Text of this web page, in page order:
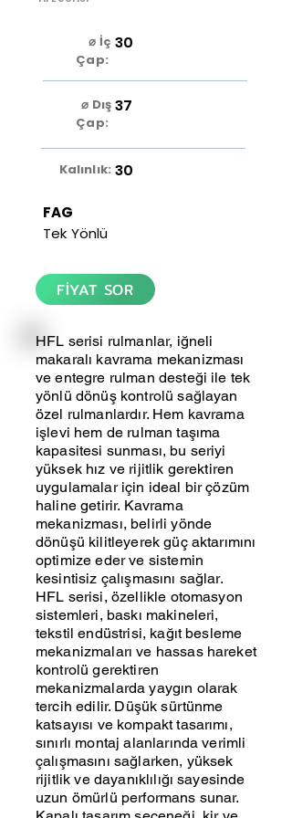
⌀ İç
Çap:
30
⌀ Dış
Çap:
37
Kalınlık: 30
FAG
Tek Yönlü
FİYAT SOR
HFL serisi rulmanlar, iğneli
makaralı kavrama mekanizması
ve entegre rulman desteği ile tek
yönlü dönüş kontrolü sağlayan
özel rulmanlardır. Hem kavrama
işlevi hem de rulman taşıma
kapasitesi sunması, bu seriyi
yüksek hız ve rijitlik gerektiren
uygulamalar için ideal bir çözüm
haline getirir. Kavrama
mekanizması, belirli yönde
dönüşü kilitleyerek güç aktarımını
optimize eder ve sistemin
kesintisiz çalışmasını sağlar.
HFL serisi, özellikle otomasyon
sistemleri, baskı makineleri,
tekstil endüstrisi, kağıt besleme
mekanizmaları ve hassas hareket
kontrolü gerektiren
mekanizmalarda yaygın olarak
tercih edilir. Düşük sürtünme
katsayısı ve kompakt tasarımı,
sınırlı montaj alanlarında verimli
çalışmasını sağlarken, yüksek
rijitlik ve dayanıklılığı sayesinde
uzun ömürlü performans sunar.